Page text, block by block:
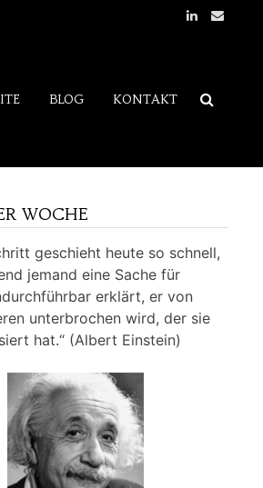
BLOG KONTAKT
WOCHE
geschieht heute so schnell,
jemand eine Sache für
erklärt, er von
unterbrochen wird, der sie
hat.“ (Albert Einstein)